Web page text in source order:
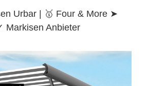
Urbar | 🥇 Four & More ➤
Markisen Anbieter